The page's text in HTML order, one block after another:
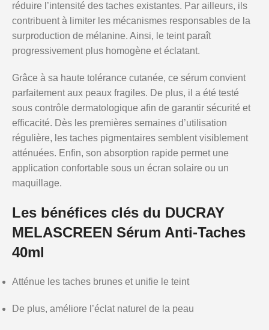
réduire l’intensité des taches existantes. Par ailleurs, ils
contribuent à limiter les mécanismes responsables de la
surproduction de mélanine. Ainsi, le teint paraît
progressivement plus homogène et éclatant.
Grâce à sa haute tolérance cutanée, ce sérum convient
parfaitement aux peaux fragiles. De plus, il a été testé
sous contrôle dermatologique afin de garantir sécurité et
efficacité. Dès les premières semaines d’utilisation
régulière, les taches pigmentaires semblent visiblement
atténuées. Enfin, son absorption rapide permet une
application confortable sous un écran solaire ou un
maquillage.
Les bénéfices clés du DUCRAY
MELASCREEN Sérum Anti-Taches
40ml
Atténue les taches brunes et unifie le teint
De plus, améliore l’éclat naturel de la peau